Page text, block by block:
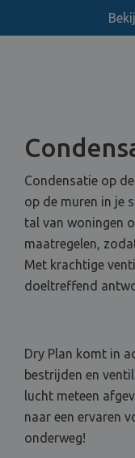
Condensatie op
op de muren in je
tal van woningen
maatregelen,
Met krachtige
doeltreffend
Dry Plan komt in
bestrijden en
lucht meteen
naar een ervaren
onderweg!